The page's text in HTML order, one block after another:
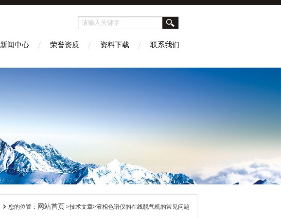
新闻中心 荣誉资质 资料下载 联系我们
您的位置： 网站首页 >技术文章>液相色谱仪的在线脱气机的常见问题